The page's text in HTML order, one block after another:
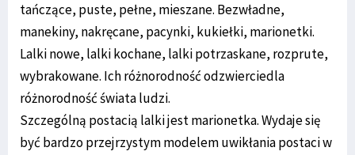
tańczące, puste, pełne, mieszane. Bezwładne,
manekiny, nakręcane, pacynki, kukiełki, marionetki.
Lalki nowe, lalki kochane, lalki potrzaskane, rozprute,
wybrakowane. Ich różnorodność odzwierciedla
różnorodność świata ludzi.
Szczególną postacią lalki jest marionetka. Wydaje się
być bardzo przejrzystym modelem uwikłania postaci w